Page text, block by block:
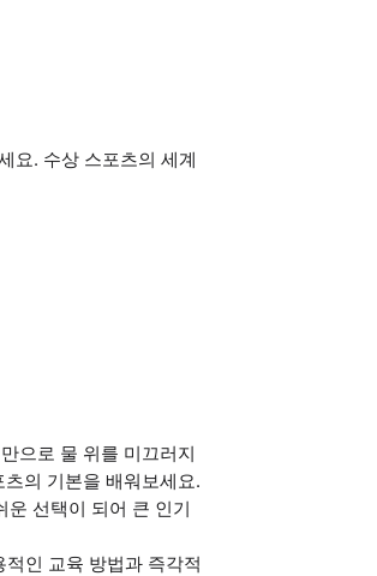
요. 수상 스포츠의 세계
으로 물 위를 미끄러지
의 기본을 배워보세요.
선택이 되어 큰 인기
인 교육 방법과 즉각적